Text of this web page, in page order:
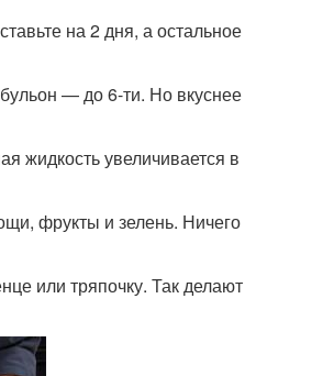
на 2 дня, а остальное
— до 6-ти. Но вкуснее
жидкость увеличивается в
фрукты и зелень. Ничего
или тряпочку. Так делают